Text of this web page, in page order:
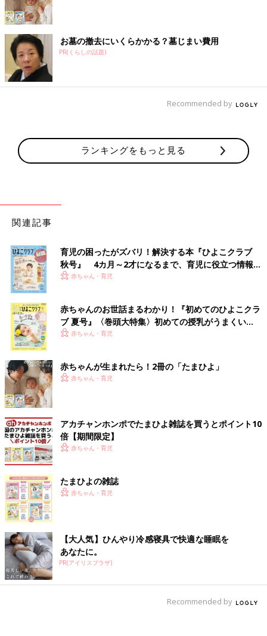
お墓の撤去にいくらかかる？墓じまい費用
PR(くらしの話題)
Recommended by
ランキングをもっと見る
関連記事
育児の困ったがズバリ！解決する本『ひよこクラブ
秋号』 4カ月～2才になるまで、育児に役立つ情報が
いっぱい！
赤ちゃん・育児
赤ちゃんのお世話まるわかり！『初めてのひよこクラ
ブ 夏号』〈巻頭大特集〉初めての授乳がうまくい
く！ おっぱい・ミルクの基本と夏のトラブル 解決テ
赤ちゃん・育児
赤ちゃんが生まれたら！2冊の「たまひよ」
赤ちゃん・育児
アカチャンホンポでたまひよ雑誌を買うとポイント10
倍【期間限定】
赤ちゃん・育児
たまひよの雑誌
赤ちゃん・育児
【大人気】ひんやり冷感寝具で快適な睡眠を
あなたに。
PR(アイリスプラザ)
Recommended by